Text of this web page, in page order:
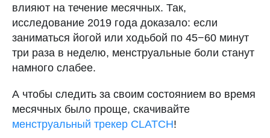
влияют на течение месячных. Так,
исследование 2019 года доказало: если
заниматься йогой или ходьбой по 45−60 минут
три раза в неделю, менструальные боли станут
намного слабее.
А чтобы следить за своим состоянием во время
месячных было проще, скачивайте
менструальный трекер CLATCH!